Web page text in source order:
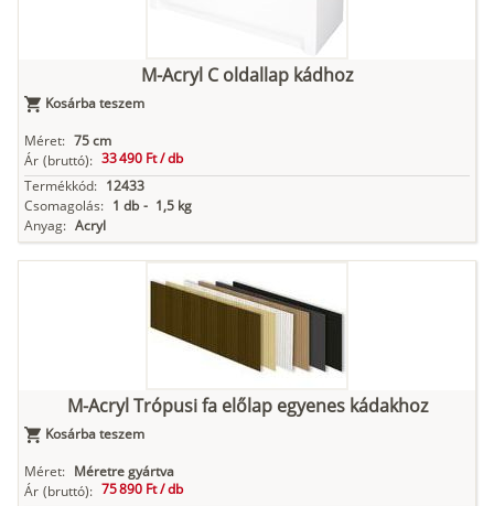
M-Acryl C oldallap kádhoz
Kosárba teszem
Méret: 75 cm
Ár (bruttó): 33 490 Ft /db
Termékkód: 12433
Csomagolás: 1 db - 1,5 kg
Anyag: Acryl
M-Acryl Trópusi fa előlap egyenes kádakhoz
Kosárba teszem
Méret: Méretre gyártva
Ár (bruttó): 75 890 Ft /db